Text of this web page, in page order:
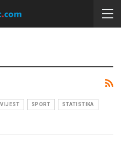
SPORT STATISTIKA